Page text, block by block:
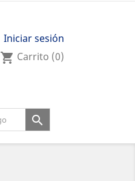
Iniciar sesión
shopping_cart Carrito (0)
